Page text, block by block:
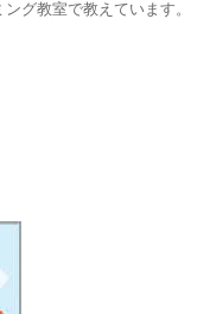
グ教室で教えています。